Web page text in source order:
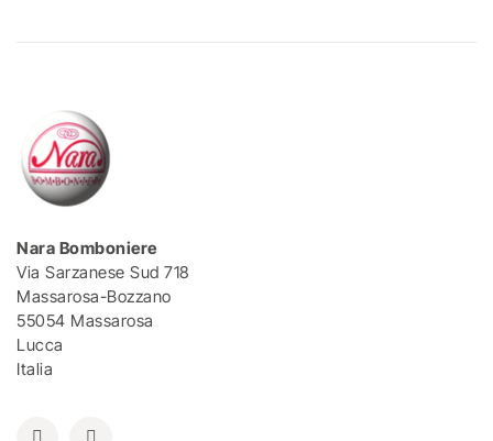
Nara Bomboniere
Via Sarzanese Sud 718
Massarosa-Bozzano
55054 Massarosa
Lucca
Italia